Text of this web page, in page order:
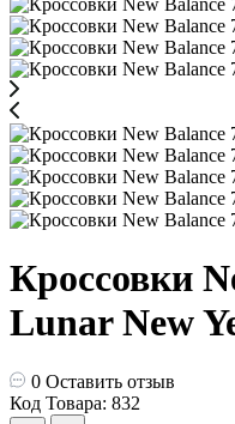
Кроссовки
Lunar New
0 Оставить отзыв
Код Товара: 832